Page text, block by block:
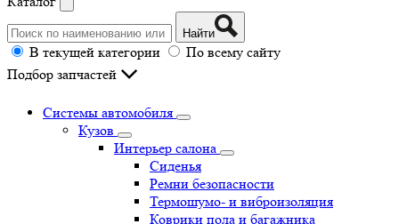
Найти
В текущей категории
По всему сайту
Подбор запчастей
Системы автомобиля
Кузов
Интерьер салона
Сиденья
Ремни безопасности
Термошумо- и виброизоляция
Коврики пола и багажника